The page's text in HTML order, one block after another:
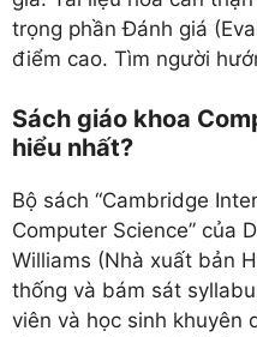
trọng phần Đánh giá
điểm cao. Tìm người
Sách giáo khoa
hiểu nhất?
Bộ sách “Cambridge
Computer Science” của
Williams (Nhà xuất bản
thống và bám sát
viên và học sinh khuyên